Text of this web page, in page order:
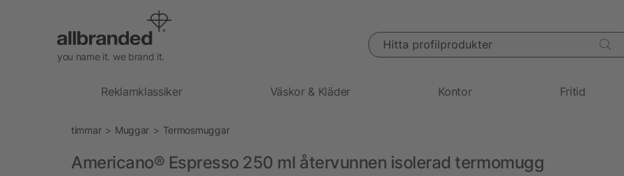
you name it. we brand it.
Hitta profilprodukter
Reklamklassiker Väskor & Kläder Kontor Fritid
timmar Muggar Termosmuggar
Americano® Espresso 250 ml återvunnen isolerad termomugg